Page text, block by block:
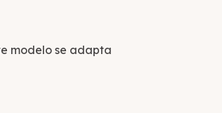
modelo se adapta